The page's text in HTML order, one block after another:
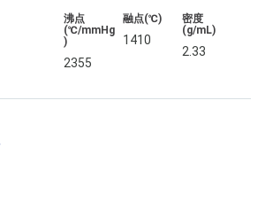
沸点
(℃/mmHg
)
2355
融点(℃)
1410
密度
(g/mL)
2.33